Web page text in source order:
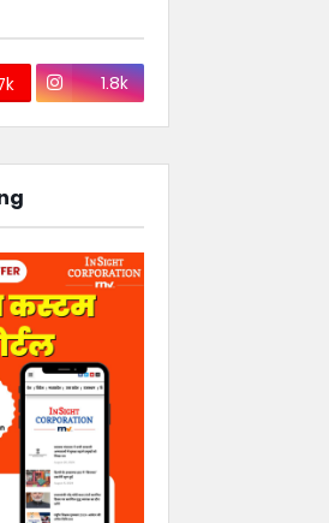
1.8k